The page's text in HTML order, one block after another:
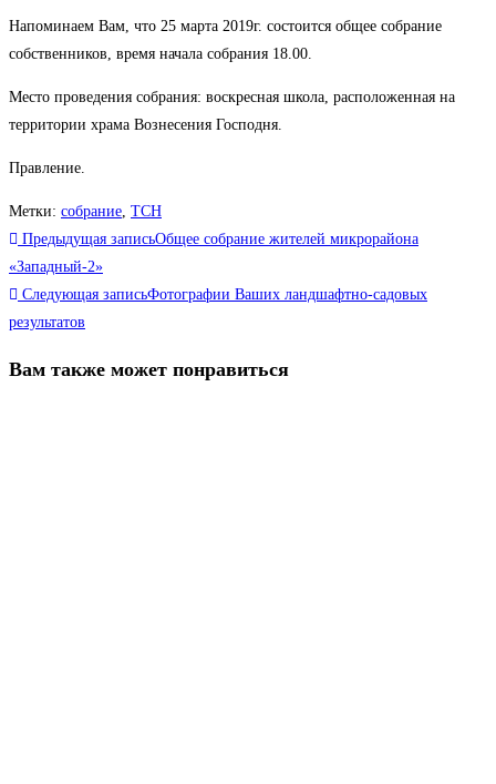
Напоминаем Вам, что 25 марта 2019г. состоится общее собрание
собственников, время начала собрания 18.00.
Место проведения собрания: воскресная школа, расположенная на
территории храма Вознесения Господня.
Правление.
Метки: собрание, ТСН
Еще
статьи
Предыдущая записьОбщее собрание жителей микрорайона
«Западный-2»
Следующая записьФотографии Ваших ландшафтно-садовых
результатов
Вам также может понравиться